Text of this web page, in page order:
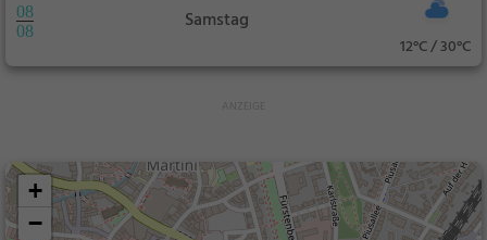
08
08
Samstag
12°C / 30°C
+
−